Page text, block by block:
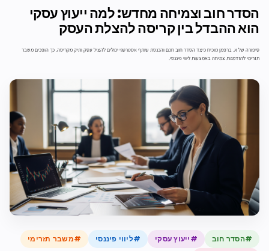
הסדר חוב וצמיחה מחדש: למה ייעוץ עסקי
הוא ההבדל בין קריסה להצלת העסק
סיפורה של א. ברפמן מוכיח כיצד הסדר חוב חכם והכנסת שותף אסטרטגי יכולים להציל עסק ותיק מקריסה. כך הופכים משבר
תזרימי להזדמנות צמיחה באמצעות ליווי פיננסי.
#הסדר חוב #ייעוץ עסקי #ליווי פיננסי
#משבר תזרימי